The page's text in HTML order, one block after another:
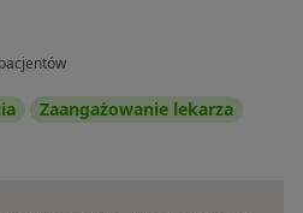
Zaangażowanie lekarza